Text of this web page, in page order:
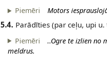
Piemēri Motors
5.4. Parādīties (par ceļu, upi u.
Piemēri
..Ogre te izlien no
meldrus.